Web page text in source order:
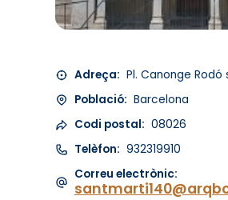
Adreça: Pl. Canonge Rodó
Població: Barcelona
Codi postal: 08026
Telèfon: 932319910
Correu electrònic: